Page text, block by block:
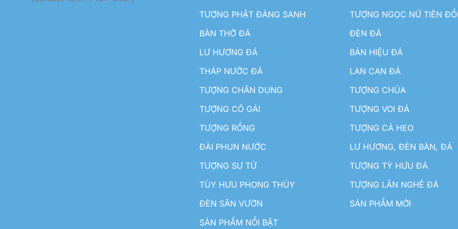
TƯỢNG PHẬT ĐẢNG SANH
TƯỢNG NGỌC NỮ TIÊN
BÀN THỜ ĐÁ
ĐÈN ĐÁ
LƯ HƯƠNG ĐÁ
BẢN HIỆU ĐÁ
THÁP NƯỚC ĐÁ
LAN CAN ĐÁ
TƯỢNG CHÂN DUNG
TƯỢNG CHÚA
TƯỢNG CÔ GÁI
TƯỢNG VOI ĐÁ
TƯỢNG RỒNG
TƯỢNG CÁ HEO
ĐÀI PHUN NƯỚC
LƯ HƯƠNG, ĐÈN BÀN, ĐÁ
TƯỢNG SƯ TỬ
TƯỢNG TỲ HƯU ĐÁ
TÙY HƯU PHONG THỦY
TƯỢNG LÂN NGHÊ ĐÁ
ĐÈN SÂN VƯỜN
SẢN PHẨM MỚI
SẢN PHẨM NỔI BẬT